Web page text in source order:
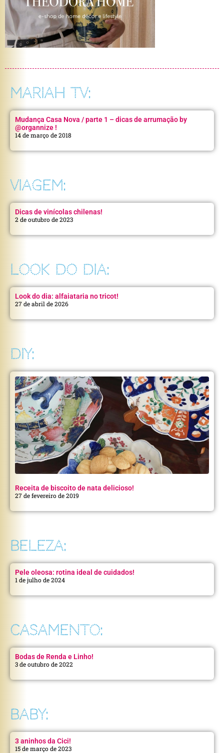
MARIAH TV:
Mudança Casa Nova / parte 1 – dicas de arrumação by
@organnize !
14 de março de 2018
VIAGEM:
Dicas de vinícolas chilenas!
2 de outubro de 2023
LOOK DO DIA:
Look do dia: alfaiataria no tricot!
27 de abril de 2026
DIY:
Receita de biscoito de nata delicioso!
27 de fevereiro de 2019
BELEZA:
Pele oleosa: rotina ideal de cuidados!
1 de julho de 2024
CASAMENTO:
Bodas de Renda e Linho!
3 de outubro de 2022
BABY:
3 aninhos da Cici!
15 de março de 2023